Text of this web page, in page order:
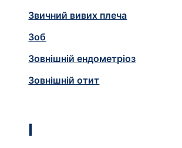
Звичний вивих плеча
Зоб
Зовнішній ендометріоз
Зовнішній отит
І